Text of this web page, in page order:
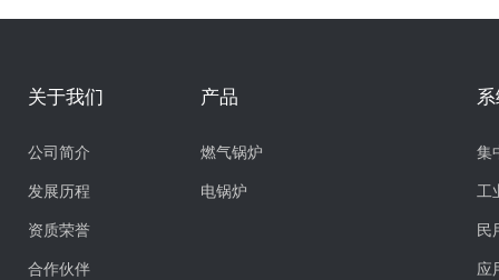
关于我们
公司简介
发展历程
资质荣誉
合作伙伴
产品
燃气锅炉
电锅炉
集
工
民
应